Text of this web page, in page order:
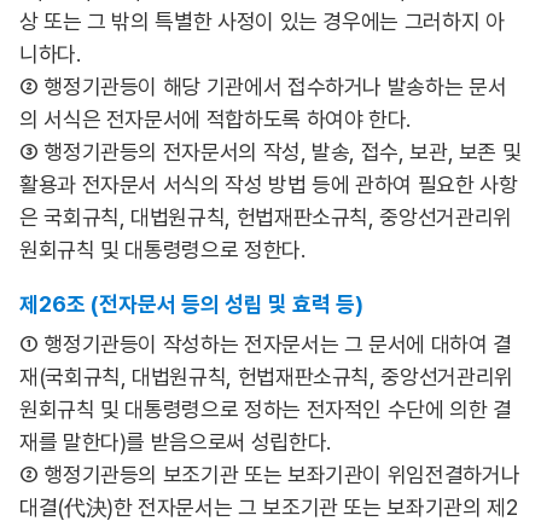
상 또는 그 밖의 특별한 사정이 있는 경우에는 그러하지 아
니하다.
② 행정기관등이 해당 기관에서 접수하거나 발송하는 문서
의 서식은 전자문서에 적합하도록 하여야 한다.
③ 행정기관등의 전자문서의 작성, 발송, 접수, 보관, 보존 및
활용과 전자문서 서식의 작성 방법 등에 관하여 필요한 사항
은 국회규칙, 대법원규칙, 헌법재판소규칙, 중앙선거관리위
원회규칙 및 대통령령으로 정한다.
제26조 (전자문서 등의 성립 및 효력 등)
① 행정기관등이 작성하는 전자문서는 그 문서에 대하여 결
재(국회규칙, 대법원규칙, 헌법재판소규칙, 중앙선거관리위
원회규칙 및 대통령령으로 정하는 전자적인 수단에 의한 결
재를 말한다)를 받음으로써 성립한다.
② 행정기관등의 보조기관 또는 보좌기관이 위임전결하거나
대결(代決)한 전자문서는 그 보조기관 또는 보좌기관의 제2